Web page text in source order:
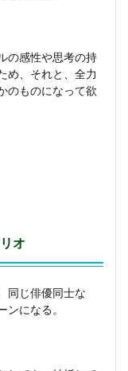
の感性や思考の持
め、それと、全力
のものになって欲
オ
同じ俳優同士な
になる。